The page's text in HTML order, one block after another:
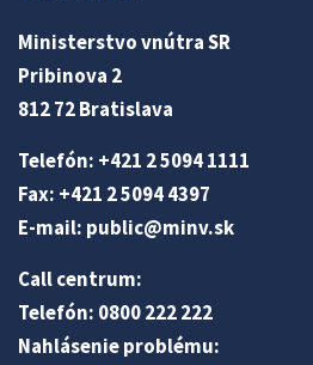
Ministerstvo vnútra SR
Pribinova 2
812 72 Bratislava
Telefón: +421 2 5094 1111
Fax: +421 2 5094 4397
E-mail: public@minv.sk
Call centrum:
Telefón: 0800 222 222
Nahlásenie problému: